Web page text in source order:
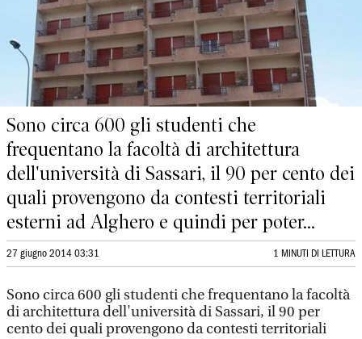
Sono circa 600 gli studenti che
frequentano la facoltà di architettura
dell'università di Sassari, il 90 per cento dei
quali provengono da contesti territoriali
esterni ad Alghero e quindi per poter...
27 giugno 2014 03:31 1 MINUTI DI LETTURA
Sono circa 600 gli studenti che frequentano la facoltà
di architettura dell'università di Sassari, il 90 per
cento dei quali provengono da contesti territoriali